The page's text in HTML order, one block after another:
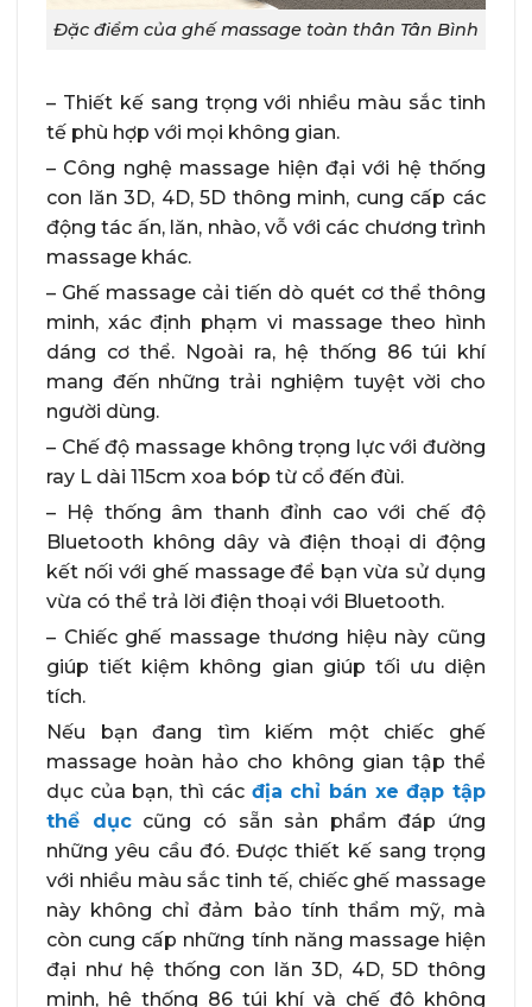
Đặc điểm của ghế massage toàn thân Tân Bình
– Thiết kế sang trọng với nhiều màu sắc tinh
tế phù hợp với mọi không gian.
– Công nghệ massage hiện đại với hệ thống
con lăn 3D, 4D, 5D thông minh, cung cấp các
động tác ấn, lăn, nhào, vỗ với các chương trình
massage khác.
– Ghế massage cải tiến dò quét cơ thể thông
minh, xác định phạm vi massage theo hình
dáng cơ thể. Ngoài ra, hệ thống 86 túi khí
mang đến những trải nghiệm tuyệt vời cho
người dùng.
– Chế độ massage không trọng lực với đường
ray L dài 115cm xoa bóp từ cổ đến đùi.
– Hệ thống âm thanh đỉnh cao với chế độ
Bluetooth không dây và điện thoại di động
kết nối với ghế massage để bạn vừa sử dụng
vừa có thể trả lời điện thoại với Bluetooth.
– Chiếc ghế massage thương hiệu này cũng
giúp tiết kiệm không gian giúp tối ưu diện
tích.
Nếu bạn đang tìm kiếm một chiếc ghế
massage hoàn hảo cho không gian tập thể
dục của bạn, thì các địa chỉ bán xe đạp tập
thể dụccũng có sẵn sản phẩm đáp ứng
những yêu cầu đó. Được thiết kế sang trọng
với nhiều màu sắc tinh tế, chiếc ghế massage
này không chỉ đảm bảo tính thẩm mỹ, mà
còn cung cấp những tính năng massage hiện
đại như hệ thống con lăn 3D, 4D, 5D thông
minh, hệ thống 86 túi khí và chế độ không